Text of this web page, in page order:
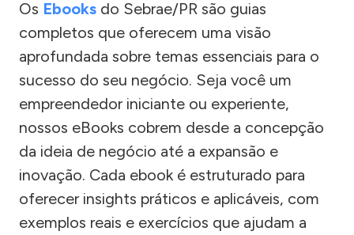
Os Ebooks do Sebrae/PR são guias
completos que oferecem uma visão
aprofundada sobre temas essenciais para o
sucesso do seu negócio. Seja você um
empreendedor iniciante ou experiente,
nossos eBooks cobrem desde a concepção
da ideia de negócio até a expansão e
inovação. Cada ebook é estruturado para
oferecer insights práticos e aplicáveis, com
exemplos reais e exercícios que ajudam a